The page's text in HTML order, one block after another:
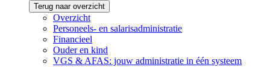
Terug naar overzicht
Overzicht
Personeels- en salarisadministratie
Financieel
Ouder en kind
VGS & AFAS: jouw administratie in één systeem